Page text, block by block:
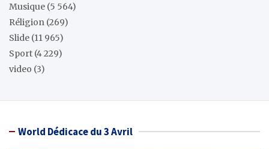
Musique (5 564)
Réligion (269)
Slide (11 965)
Sport (4 229)
video (3)
World Dédicace du 3 Avril